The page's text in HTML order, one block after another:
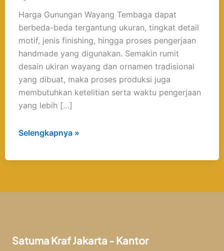
Harga Gunungan Wayang Tembaga dapat
berbeda-beda tergantung ukuran, tingkat detail
motif, jenis finishing, hingga proses pengerjaan
handmade yang digunakan. Semakin rumit
desain ukiran wayang dan ornamen tradisional
yang dibuat, maka proses produksi juga
membutuhkan ketelitian serta waktu pengerjaan
yang lebih […]
Selengkapnya »
Satuma Kraf Jakarta - Kantor